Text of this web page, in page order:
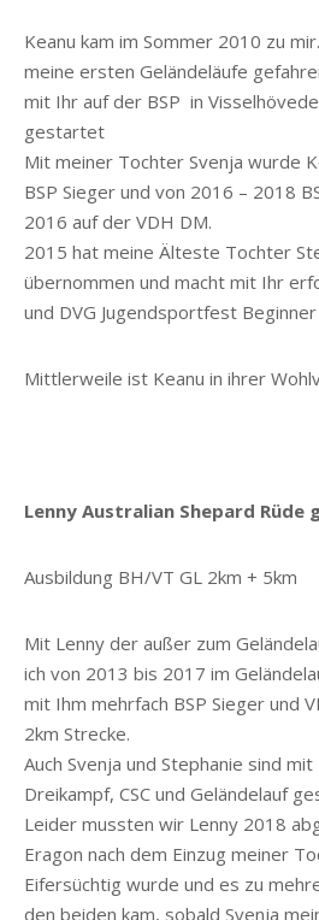
Keanu kam im Sommer 2010 zu
meine ersten Geländeläufe
mit Ihr auf der BSP in
gestartet
Mit meiner Tochter Svenja wurde
BSP Sieger und von 2016 – 2018
2016 auf der VDH DM.
2015 hat meine Älteste Tochter
übernommen und macht mit Ihr
und DVG Jugendsportfest
Mittlerweile ist Keanu in ihrer
Lenny Australian Shepard Rüde
Ausbildung BH/VT GL 2km + 5km
Mit Lenny der außer zum
ich von 2013 bis 2017 im
mit Ihm mehrfach BSP Sieger und
2km Strecke.
Auch Svenja und Stephanie sind mit
Dreikampf, CSC und Geländelauf
Leider mussten wir Lenny 2018
Eragon nach dem Einzug meiner
Eifersüchtig wurde und es zu
den beiden kam, sobald Svenja